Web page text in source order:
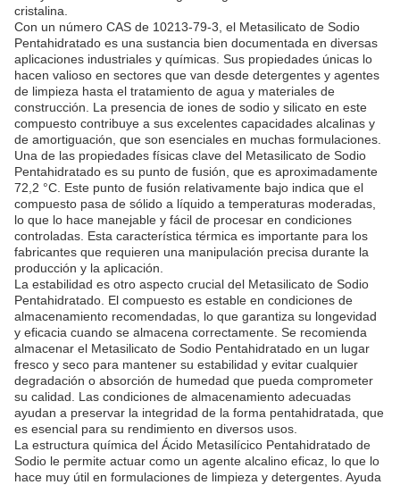
cristalina.
Con un número CAS de 10213-79-3, el Metasilicato de Sodio
Pentahidratado es una sustancia bien documentada en diversas
aplicaciones industriales y químicas. Sus propiedades únicas lo
hacen valioso en sectores que van desde detergentes y agentes
de limpieza hasta el tratamiento de agua y materiales de
construcción. La presencia de iones de sodio y silicato en este
compuesto contribuye a sus excelentes capacidades alcalinas y
de amortiguación, que son esenciales en muchas formulaciones.
Una de las propiedades físicas clave del Metasilicato de Sodio
Pentahidratado es su punto de fusión, que es aproximadamente
72,2 °C. Este punto de fusión relativamente bajo indica que el
compuesto pasa de sólido a líquido a temperaturas moderadas,
lo que lo hace manejable y fácil de procesar en condiciones
controladas. Esta característica térmica es importante para los
fabricantes que requieren una manipulación precisa durante la
producción y la aplicación.
La estabilidad es otro aspecto crucial del Metasilicato de Sodio
Pentahidratado. El compuesto es estable en condiciones de
almacenamiento recomendadas, lo que garantiza su longevidad
y eficacia cuando se almacena correctamente. Se recomienda
almacenar el Metasilicato de Sodio Pentahidratado en un lugar
fresco y seco para mantener su estabilidad y evitar cualquier
degradación o absorción de humedad que pueda comprometer
su calidad. Las condiciones de almacenamiento adecuadas
ayudan a preservar la integridad de la forma pentahidratada, que
es esencial para su rendimiento en diversos usos.
La estructura química del Ácido Metasilícico Pentahidratado de
Sodio le permite actuar como un agente alcalino eficaz, lo que lo
hace muy útil en formulaciones de limpieza y detergentes. Ayuda